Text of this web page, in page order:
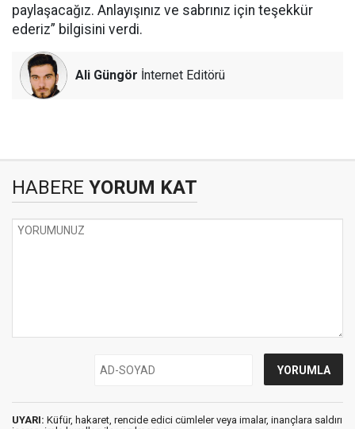
paylaşacağız. Anlayışınız ve sabrınız için teşekkür
ederiz” bilgisini verdi.
Ali Güngör İnternet Editörü
HABERE YORUM KAT
UYARI: Küfür, hakaret, rencide edici cümleler veya imalar, inançlara saldırı